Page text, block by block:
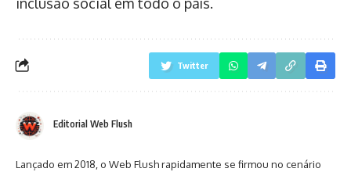
inclusão social em todo o país.
Twitter
Editorial Web Flush
Lançado em 2018, o Web Flush rapidamente se firmou no cenário